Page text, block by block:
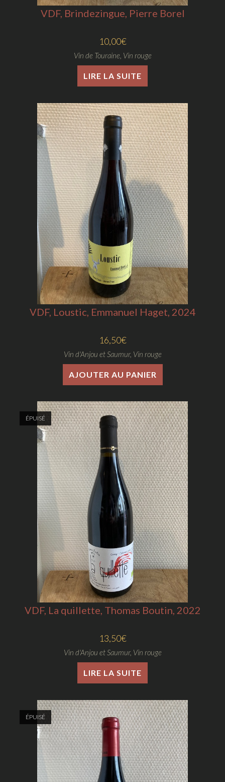
VDF, Brindezingue, Pierre Borel
10,00€
Vin de Touraine, Vin rouge
LIRE LA SUITE
VDF, Loustic, Emmanuel Haget, 2024
16,50€
Vin d'Anjou et Saumur, Vin rouge
AJOUTER AU PANIER
ÉPUISÉ
VDF, La quillette, Thomas Boutin, 2022
13,50€
Vin d'Anjou et Saumur, Vin rouge
LIRE LA SUITE
ÉPUISÉ